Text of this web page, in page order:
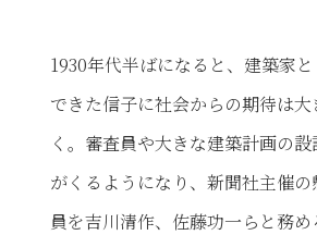
1930年代半ばになると、建築家
できた信子に社会からの期待は
く。審査員や大きな建築計画の
がくるようになり、新聞社主催
員を吉川清作、佐藤功一らと務